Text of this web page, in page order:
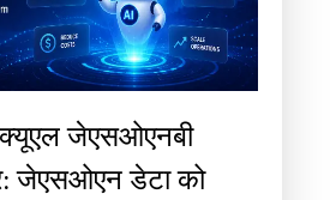
जेएसओएनबी
जेएसओएन डेटा को